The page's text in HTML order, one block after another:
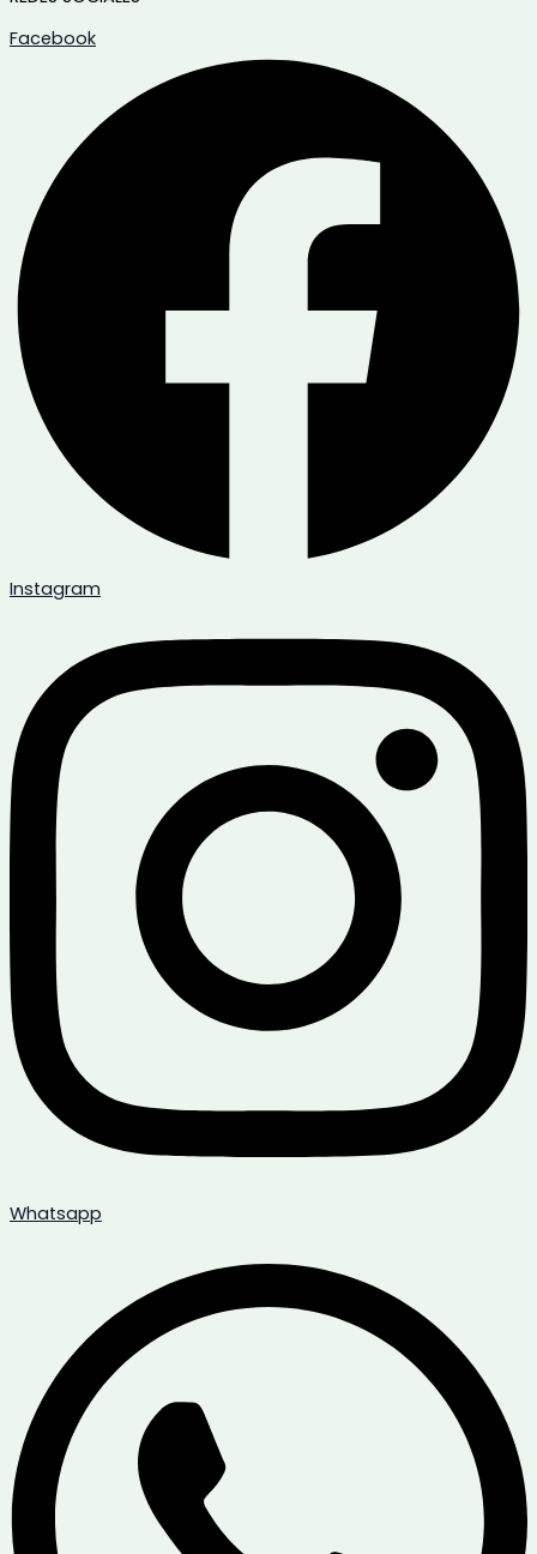
Facebook
Instagram
Whatsapp